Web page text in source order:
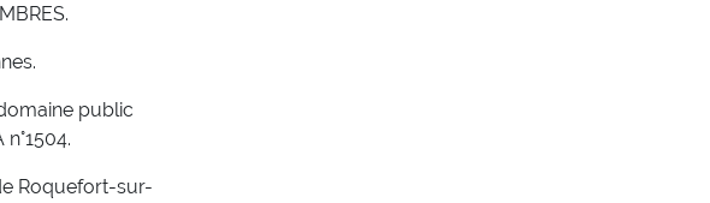
public
Roquefort-sur-